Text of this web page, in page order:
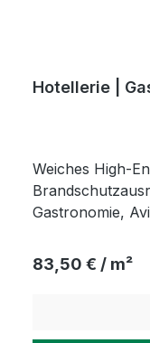
Hotellerie |
Weiches High-
Gastronomie,
Regulärer Preis:
83,50 € / m²